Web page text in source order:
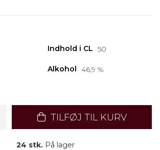
Indhold i CL 50
Alkohol 46,9 %
TILFØJ TIL KURV
24 stk. På lager